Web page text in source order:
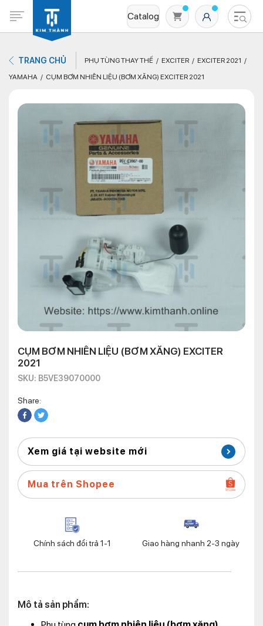
Catalog
Không có sản phẩm nào trong giỏ hàng
TRANG CHỦ PHỤ TÙNG THAY THẾ EXCITER
EXCITER 2021
YAMAHA
CỤM BƠM NHIÊN LIỆU (BƠM XĂNG) EXCITER 2021
CỤM BƠM NHIÊN LIỆU (BƠM XĂNG) EXCITER
2021
SKU: B5VE39070000
Share:
Xem giá tại website mới
Mua trên Shopee
Chính sách đổi trả 1-1 Giao hàng nhanh 2-3 ngày
Mô tả sản phẩm: